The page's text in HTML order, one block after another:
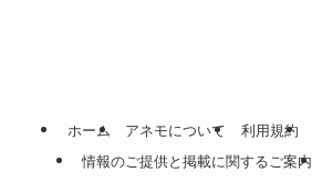
ホーム アネモについて 利用規約
情報のご提供と掲載に関するご案内